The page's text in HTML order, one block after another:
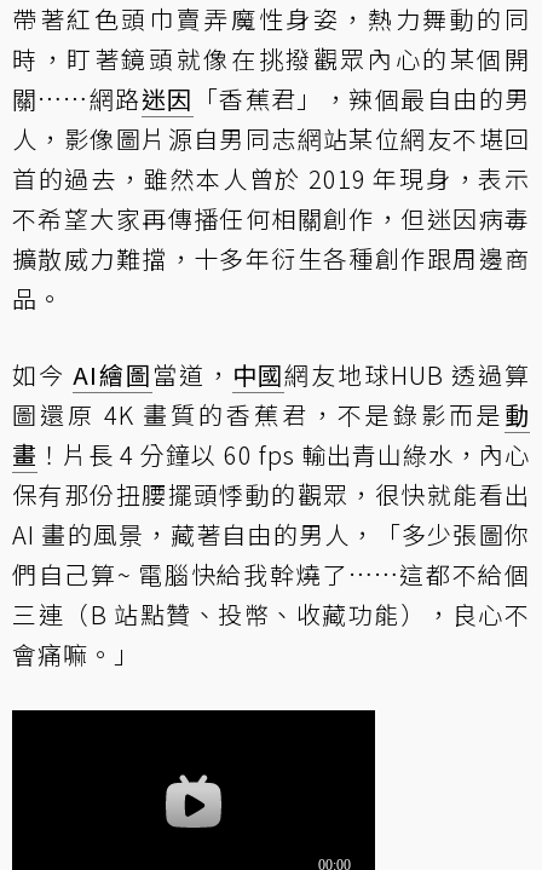
帶著紅色頭巾賣弄魔性身姿，熱力舞動的同
時，盯著鏡頭就像在挑撥觀眾內心的某個開
關……網路迷因 「香蕉君」，辣個最自由的男
人，影像圖片源自男同志網站某位網友不堪回
首的過去，雖然本人曾於 2019 年現身，表示
不希望大家再傳播任何相關創作，但迷因病毒
擴散威力難擋，十多年衍生各種創作跟周邊商
品。
如今 AI繪圖當道， 中國網友地球HUB 透過算
圖還原 4K 畫質的香蕉君，不是錄影而是動
畫 ！片長 4 分鐘以 60 fps 輸出青山綠水，內心
保有那份扭腰擺頭悸動的觀眾，很快就能看出
AI 畫的風景，藏著自由的男人，「多少張圖你
們自己算~ 電腦快給我幹燒了……這都不給個
三連（B 站點贊、投幣、收藏功能），良心不
會痛嘛。」